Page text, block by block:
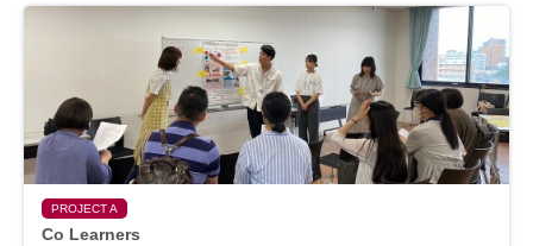
PROJECT A
Co Learners